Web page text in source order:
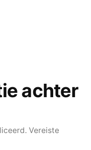
achter
Vereiste